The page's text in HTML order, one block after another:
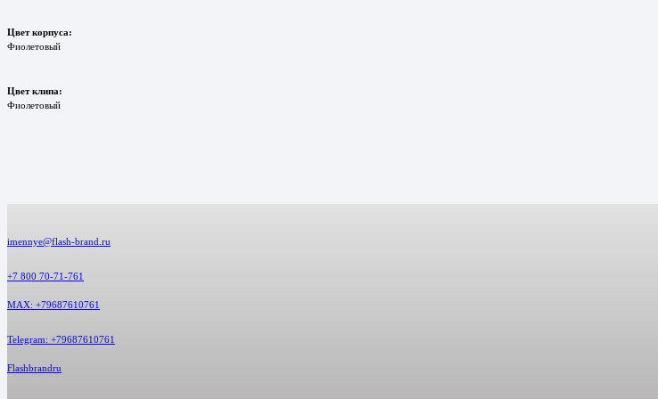
Цвет корпуса:
Фиолетовый
Цвет клипа:
Фиoлетовый
imennye@flash-brand.ru
+7 800 70-71-761
MAX: +79687610761
Telegram: +79687610761
Flashbrandru